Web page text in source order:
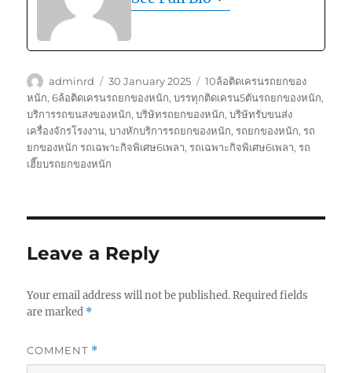
Author
adminrd
Posted
on
30 January 2025 Tags
10ล้อติดเครนรถยกของ
หนัก,6ล้อติดเครนรถยกของหนัก,บรรทุกติดเครน5ตันรถยกของหนัก,
บริการรถขนสงของหนัก,บริษัทรถยกของหนัก,บริษัทรับขนส่ง
เครื่องจักรโรงงาน,บางหักบริการรถยกของหนัก,รถยกของหนัก,รถ
ยกของหนัก รถเฉพาะกิจพิเศษ6เพลา,รถเฉพาะกิจพิเศษ6เพลา,รถ
เฮี๊ยบรถยกของหนัก
Leave a Reply
Your email address will not be published. Required fields
are marked *
COMMENT *